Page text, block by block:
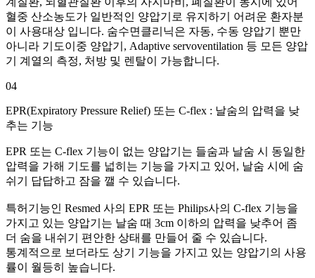
혈중 산소농도가 일반적인 양압기로 유지하기 어려운 환자분
이 사용대상 입니다. 숨수면클리닉은 자동, 수동 양압기 뿐만
아니라 기도이중 양압기, Adaptive servoventilation 등 모든 양압
기 계열의 측정, 처방 및 렌탈이 가능합니다.
04
EPR(Expiratory Pressure Relief) 또는 C-flex : 날숨의 압력을 낮
추는 기능
EPR 또는 C-flex 기능이 없는 양압기는 들숨과 날숨 시 동일한
압력을 가해 기도를 넓히는 기능을 가지고 있어, 날숨 시에 숨
쉬기 답답하고 잠을 깰 수 있습니다.
특허기능인 Resmed 사의 EPR 또는 Philips사의 C-flex 기능을
가지고 있는 양압기는 날숨 때 3cm 이하의 압력을 낮추어 좀
더 숨을 내쉬기 편안한 상태를 만들어 줄 수 있습니다.
통계적으로 보더라도 상기 기능을 가지고 있는 양압기의 사용
률이 월등히 높습니다.